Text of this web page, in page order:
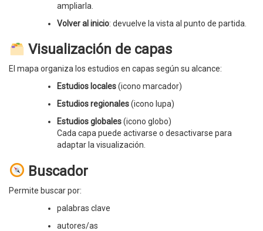
ampliarla.
Volver al inicio: devuelve la vista al punto de partida.
Visualización de capas
El mapa organiza los estudios en capas según su alcance:
Estudios locales(icono marcador)
Estudios regionales(icono lupa)
Estudios globales(icono globo)
Cada capa puede activarse o desactivarse para
adaptar la visualización.
Buscador
Permite buscar por:
palabras clave
autores/as